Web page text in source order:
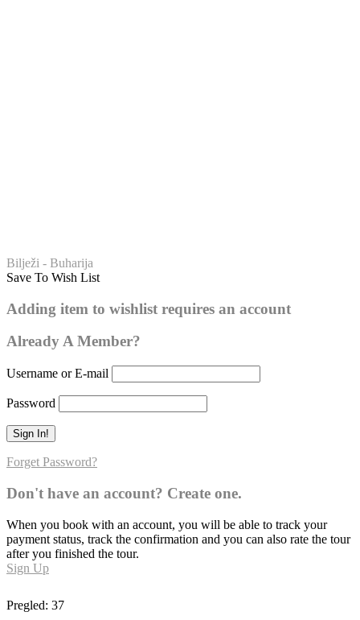
Buharija – broj hadisa: 124
Bilježi - Buharija
Save To Wish List
Adding item to wishlist requires an account
Already A Member?
Username or E-mail
Password
Forget Password?
Don't have an account? Create one.
When you book with an account, you will be able to track your
payment status, track the confirmation and you can also rate the tour
after you finished the tour.
Sign Up
Pregled: 37